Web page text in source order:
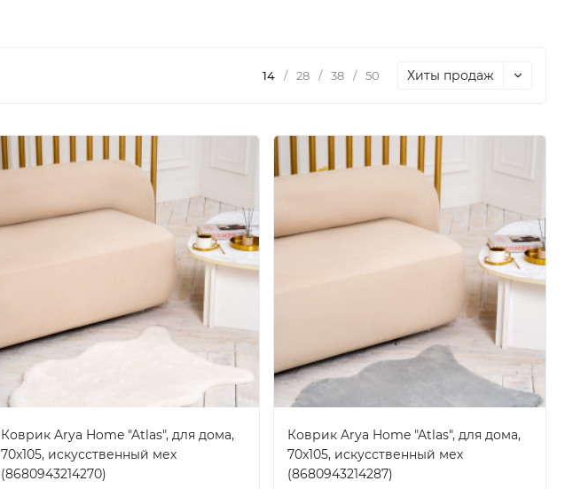
14 / 28 / 38 / 50 Хиты продаж
Коврик Arya Home "Atlas", для дома,
70x105, искусственный мех
(8680943214270)
Коврик Arya Home "Atlas", для дома,
70x105, искусственный мех
(8680943214287)